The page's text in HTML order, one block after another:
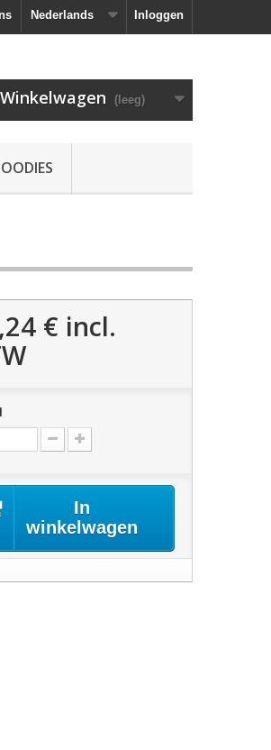
Inloggen
Nederlands
Winkelwagen (leeg)
€ incl.
In
winkelwagen